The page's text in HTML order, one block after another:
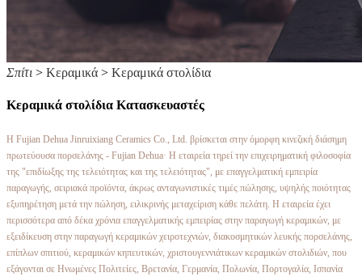
Σπίτι > Κεραμικά > Κεραμικά στολίδια
Κεραμικά στολίδια Κατασκευαστές
Η Fujian Dehua Jinruixiang Ceramics Co., Ltd. βρίσκεται στην όμορφη κινεζική διάσημη
πρωτεύουσα πορσελάνης - Fujian Dehua· Η εταιρεία τηρεί την επιχειρηματική φιλοσοφία
της "επιδίωξης της τελειότητας και της τελειότητας", με επαγγελματική εμπειρία
παραγωγής, σειριακά προϊόντα, άκρως ανταγωνιστικές τιμές πώλησης, υψηλής ποιότητας
εξυπηρέτηση μετά την πώληση, ειλικρινής μεταχείριση κάθε πελάτη. Η εταιρεία έχει
περισσότερα από δέκα χρόνια επαγγελματικής εμπειρίας στην παραγωγή κεραμικών, με
εξειδίκευση στην παραγωγή κεραμικών χειροτεχνιών, διακοσμητικών λευκής πορσελάνης,
επίπλων σπιτιού, κεραμικών κηπευτικών, χριστουγεννιάτικων κεραμικών στολιδιών, που
εξάγονται σε Ηνωμένες Πολιτείες, Βρετανία, Γερμανία, Πολωνία, Πορτογαλία, Ισπανία